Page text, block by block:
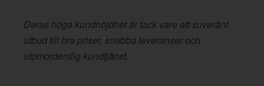
Deras höga kundnöjdhet är tack vare ett suveränt
utbud till bra priser, snabba leveranser och
utomordentlig kundtjänst.